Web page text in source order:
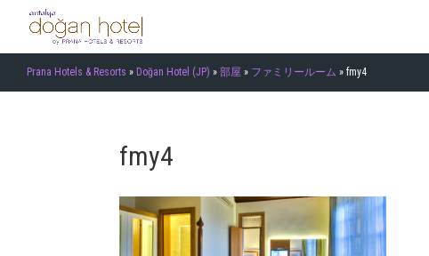
Prana Hotels & Resorts » Doğan Hotel (JP) » 部屋 » ファミリールーム » fmy4
fmy4